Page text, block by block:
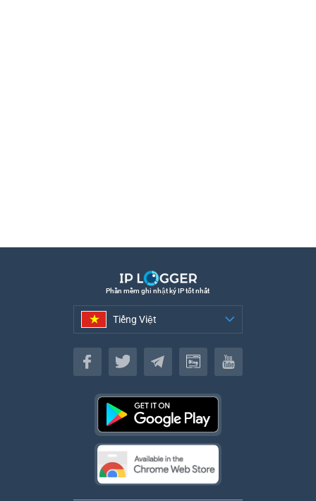
Phần mềm ghi nhật ký IP tốt nhất
Tiếng Việt
Tiếng Việt